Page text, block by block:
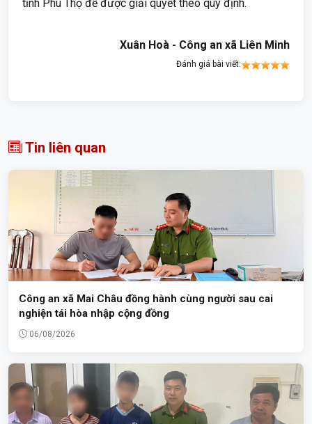
tỉnh Phú Thọ để được giải quyết theo quy định.
Xuân Hoà - Công an xã Liên Minh
Đánh giá bài viết:
Tin liên quan
Công an xã Mai Châu đồng hành cùng người sau cai
nghiện tái hòa nhập cộng đồng
06/08/2026